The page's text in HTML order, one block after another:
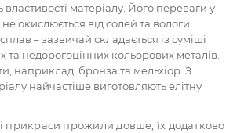
матеріалу. Його переваги у
окислюється від солей та вологи.
– зазвичай складається із суміші
та недорогоцінних кольорових металів.
наприклад, бронза та мельхіор. З
найчастіше виготовляють елітну
прикраси прожили довше, їх додатково